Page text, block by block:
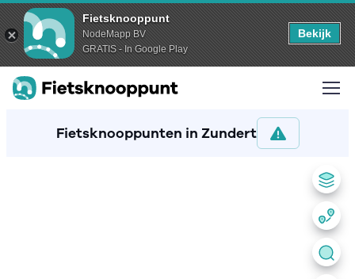
Fietsknooppunt
NodeMapp BV
GRATIS - In Google Play
Bekijk
Fietsknooppunten in Zundert